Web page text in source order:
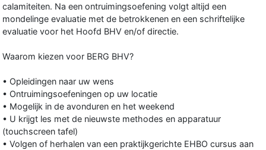
calamiteiten. Na een ontruimingsoefening volgt altijd een
mondelinge evaluatie met de betrokkenen en een schriftelijke
evaluatie voor het Hoofd BHV en/of directie.
Waarom kiezen voor BERG BHV?
• Opleidingen naar uw wens
• Ontruimingsoefeningen op uw locatie
• Mogelijk in de avonduren en het weekend
• U krijgt les met de nieuwste methodes en apparatuur
(touchscreen tafel)
• Volgen of herhalen van een praktijkgerichte EHBO cursus aan